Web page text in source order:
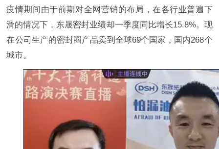
疫情期间由于前期对全网营销的布局，在各行业普遍下
滑的情况下，东晟密封业绩却一季度同比增长15.8%。现
在公司生产的密封圈产品卖到全球69个国家，国内268个
城市。